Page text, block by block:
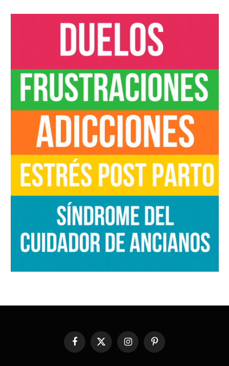
Facebook
X
InstagramPinterest